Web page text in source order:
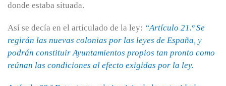
donde estaba situada.
Así se decía en el articulado de la ley: “Artículo 21.º Se
regirán las nuevas colonias por las leyes de España, y
podrán constituir Ayuntamientos propios tan pronto como
reúnan las condiciones al efecto exigidas por la ley.